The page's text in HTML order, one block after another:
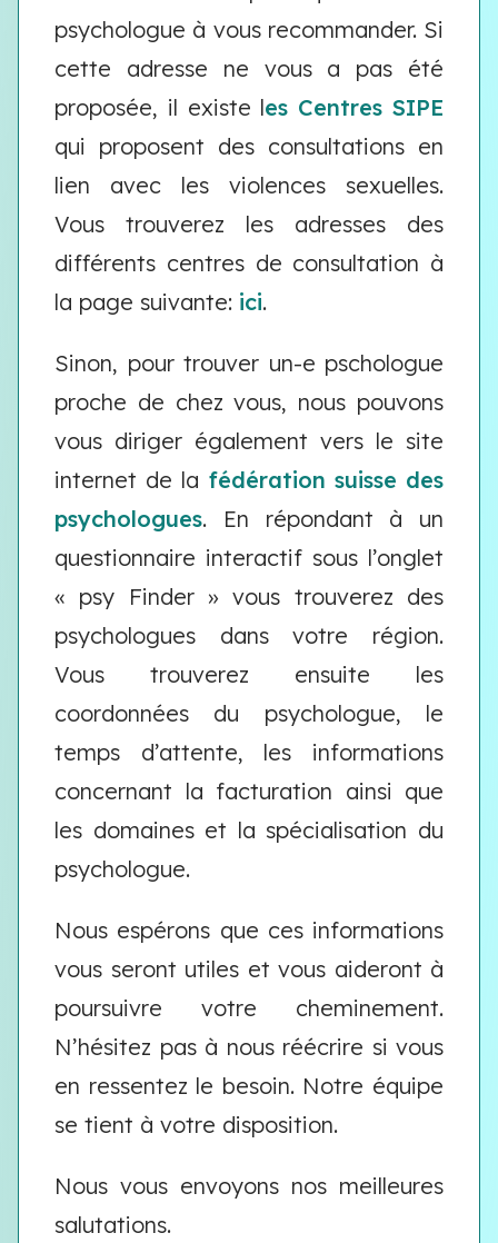
psychologue à vous recommander. Si
cette adresse ne vous a pas été
proposée, il existe les Centres SIPE
qui proposent des consultations en
lien avec les violences sexuelles.
Vous trouverez les adresses des
différents centres de consultation à
la page suivante: ici.
Sinon, pour trouver un-e pschologue
proche de chez vous, nous pouvons
vous diriger également vers le site
internet de la fédération suisse des
psychologues. En répondant à un
questionnaire interactif sous l’onglet
« psy Finder » vous trouverez des
psychologues dans votre région.
Vous trouverez ensuite les
coordonnées du psychologue, le
temps d’attente, les informations
concernant la facturation ainsi que
les domaines et la spécialisation du
psychologue.
Nous espérons que ces informations
vous seront utiles et vous aideront à
poursuivre votre cheminement.
N’hésitez pas à nous réécrire si vous
en ressentez le besoin. Notre équipe
se tient à votre disposition.
Nous vous envoyons nos meilleures
salutations.